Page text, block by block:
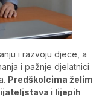
i razvoju djece, a
i pažnje djelatnici
Predškolcima želim
i lijepih